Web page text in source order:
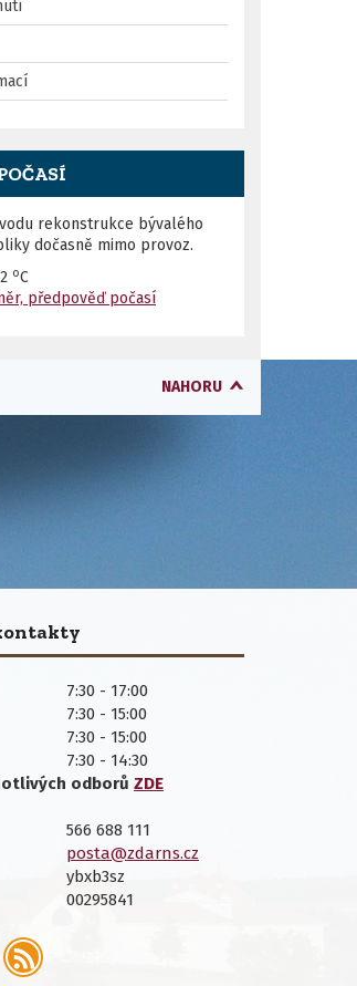
rekonstrukce bývalého
dočasně mimo provoz.
oC
předpověď počasí
NAHORU
7:30 - 17:00
7:30 - 15:00
7:30 - 15:00
7:30 - 14:30
odborů ZDE
566 688 111
posta@zdarns.cz
ybxb3sz
00295841